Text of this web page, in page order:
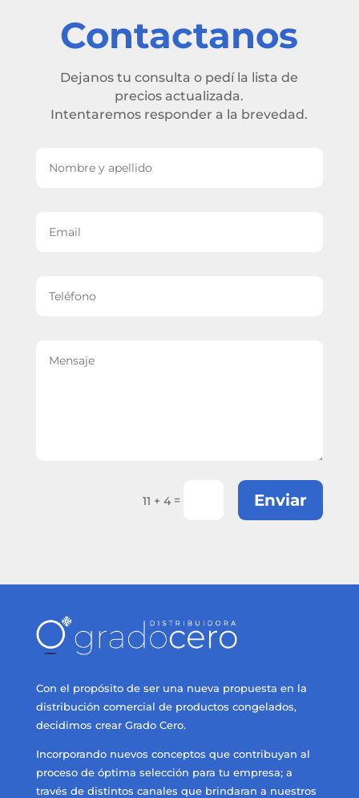
Contactanos
Dejanos tu consulta o pedí la lista de
precios actualizada.
Intentaremos responder a la brevedad.
11 + 4 = Enviar
Con el propósito de ser una nueva propuesta en la
distribución comercial de productos congelados,
decidimos crear Grado Cero.
Incorporando nuevos conceptos que contribuyan al
proceso de óptima selección para tu empresa; a
través de distintos canales que brindaran a nuestros